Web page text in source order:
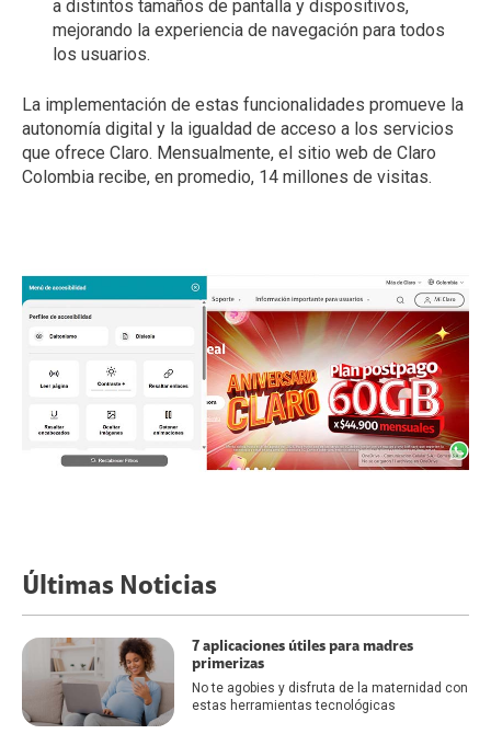
a distintos tamaños de pantalla y dispositivos,
mejorando la experiencia de navegación para todos
los usuarios.
La implementación de estas funcionalidades promueve la
autonomía digital y la igualdad de acceso a los servicios
que ofrece Claro. Mensualmente, el sitio web de Claro
Colombia recibe, en promedio, 14 millones de visitas.
Últimas Noticias
7 aplicaciones útiles para madres
primerizas
No te agobies y disfruta de la maternidad con
estas herramientas tecnológicas